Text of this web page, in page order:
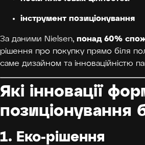
інструмент позиціонування
За даними Nielsen, понад 60%
рішення про покупку прямо біля
саме дизайном та інноваційністю
Які інновації
позиціонування
1. Еко-рішення